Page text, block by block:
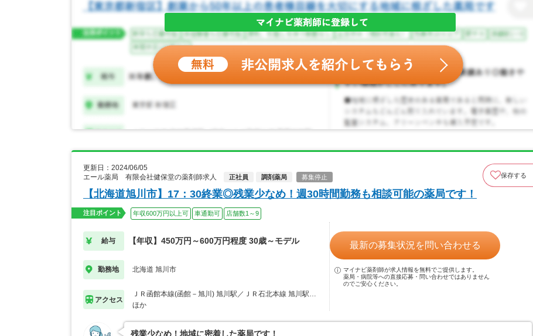
更新日：2024/06/05
エール薬局 有限会社健保堂の薬剤師求人
正社員 調剤薬局 募集停止 保存する
【北海道旭川市】17：30終業◎残業少なめ！週30時間勤務も相談可能の薬局です！
注目ポイント 年収600万円以上可 車通勤可 店舗数1～9
給与 【年収】450万円～600万円程度 30歳～モデル
勤務地 北海道 旭川市
アクセス
ＪＲ函館本線(函館－旭川) 旭川駅／ＪＲ石北本線 旭川駅…
ほか
最新の募集状況を問い合わせる
マイナビ薬剤師が求人情報を無料でご提供します。
薬局・病院等への直接応募・問い合わせではありません
のでご安心ください。
残業少なめ！地域に密着した薬局です！